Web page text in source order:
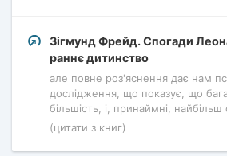
Зігмунд Фрейд. Спогади
раннє дитинство
але повне роз'яснення дає нам
дослідження, що показує, що
більшість, і, принаймні, найбільш
(цитати з книг)